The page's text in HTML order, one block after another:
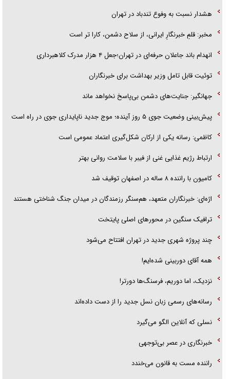
هشدار نسبت به وفوع تندباد در تهران
مخبر: قلمِ خبرنگارِ ایرانی، از سلاح دشمن، کارا تر است
انهدام باند جاعلان حرفه‌ای در تهران؛جعل ۴ هزار مدرک کلاهبرداری
توئیت قابل تامل وزیر بهداشت برای خبرنگاران
جهانگیر: جنایت‌های دشمن بی‌پاسخ نخواهد ماند
پیش‌بینی وضعیت جوی ۵ روز آینده؛ موج جدید ناپایداری جوی در راه است
کاظمی: رسانه یکی از ارکان شکل‌گیری اعتماد عمومی است
ارتباط رژیم غذایی غنی از فیبر با سلامت روانی بهتر
کامیون با راننده ۸ ساله در اصفهان توقیف شد
اژه‌ای: خبرنگاران متعهد، هم‌سنگر رزمندگان در میدان جنگ شناختی هستند
ترافیک سنگین در محورهای اصلی پایتخت
چند پروژه شهری جدید در تهران افتتاح می‌شود
همه آقای دوربینی شده‌ایم!
نزدیک، اما دوریم، فرسنگ‌ها دورتر!
رسانه‌های رسمی زبان نسل جدید را از دست داده‌اند
نسلی که آنلاین الگو می‌گیرد
‌خبرنگاری در عصر بی‌توجهی
راننده مست به قانون می‌خندد